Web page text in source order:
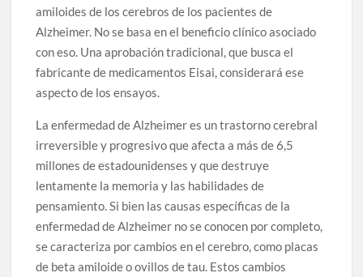
amiloides de los cerebros de los pacientes de
Alzheimer. No se basa en el beneficio clínico asociado
con eso. Una aprobación tradicional, que busca el
fabricante de medicamentos Eisai, considerará ese
aspecto de los ensayos.
La enfermedad de Alzheimer es un trastorno cerebral
irreversible y progresivo que afecta a más de 6,5
millones de estadounidenses y que destruye
lentamente la memoria y las habilidades de
pensamiento. Si bien las causas específicas de la
enfermedad de Alzheimer no se conocen por completo,
se caracteriza por cambios en el cerebro, como placas
de beta amiloide o ovillos de tau. Estos cambios